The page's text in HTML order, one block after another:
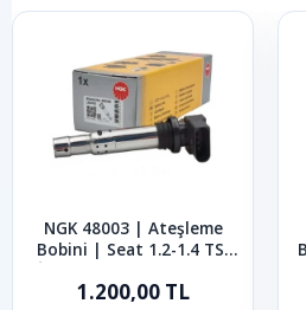
NGK 48003 | Ateşleme
Bobini | Seat 1.2-1.4 TSI
2015
1.200,00 TL